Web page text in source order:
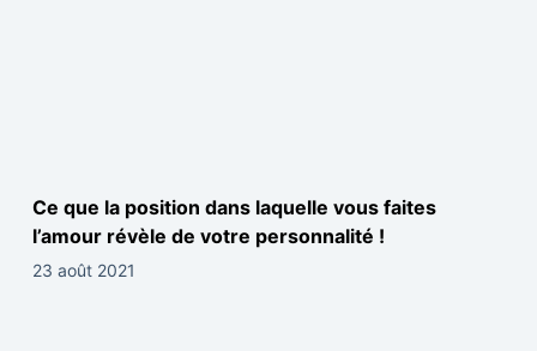
Ce que la position dans laquelle vous faites
l’amour révèle de votre personnalité !
23 août 2021